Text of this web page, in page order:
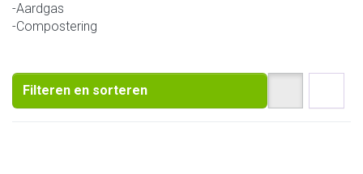
-Aardgas
-Compostering
Filteren en sorteren